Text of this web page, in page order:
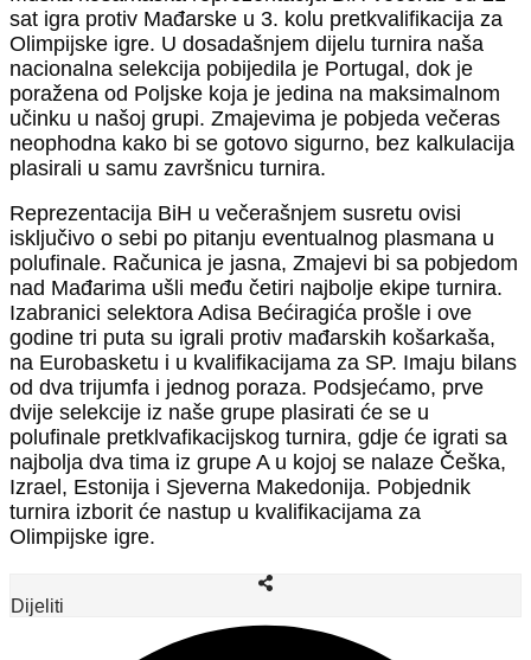
sat igra protiv Mađarske u 3. kolu pretkvalifikacija za
Olimpijske igre. U dosadašnjem dijelu turnira naša
nacionalna selekcija pobijedila je Portugal, dok je
poražena od Poljske koja je jedina na maksimalnom
učinku u našoj grupi. Zmajevima je pobjeda večeras
neophodna kako bi se gotovo sigurno, bez kalkulacija
plasirali u samu završnicu turnira.
Reprezentacija BiH u večerašnjem susretu ovisi
isključivo o sebi po pitanju eventualnog plasmana u
polufinale. Računica je jasna, Zmajevi bi sa pobjedom
nad Mađarima ušli među četiri najbolje ekipe turnira.
Izabranici selektora Adisa Bećiragića prošle i ove
godine tri puta su igrali protiv mađarskih košarkaša,
na Eurobasketu i u kvalifikacijama za SP. Imaju bilans
od dva trijumfa i jednog poraza. Podsjećamo, prve
dvije selekcije iz naše grupe plasirati će se u
polufinale pretklvafikacijskog turnira, gdje će igrati sa
najbolja dva tima iz grupe A u kojoj se nalaze Češka,
Izrael, Estonija i Sjeverna Makedonija. Pobjednik
turnira izborit će nastup u kvalifikacijama za
Olimpijske igre.
Dijeliti